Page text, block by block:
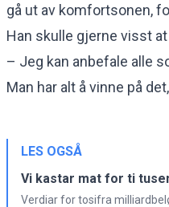
gå ut av komfortsonen,
Han skulle gjerne visst
– Jeg kan anbefale alle
Man har alt å vinne på
LES OGSÅ
Vi kastar mat for ti
Verdiar for tosifra